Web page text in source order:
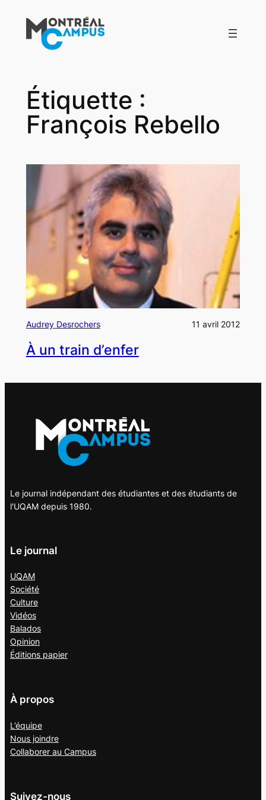
contenu
Étiquette :
François Rebello
Audrey Desrochers 11 avril 2012
À un train d’enfer
Le journal indépendant des étudiantes et des étudiants de
l'UQAM depuis 1980.
Le journal
UQAM
Société
Culture
Vidéos
Balados
Opinion
Éditions papier
À propos
L’équipe
Nous joindre
Collaborer au Campus
Suivez-nous